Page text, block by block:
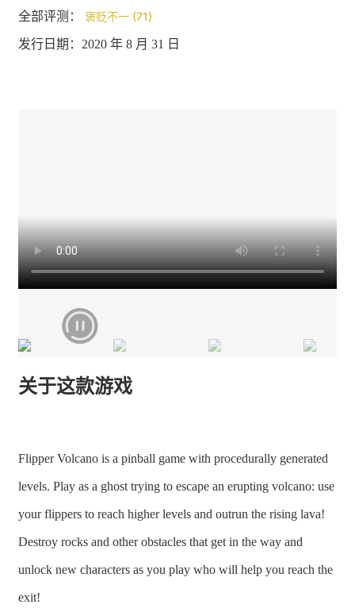
全部评测： 褒贬不一 (71)
发行日期：2020 年 8 月 31 日
关于这款游戏
Flipper Volcano is a pinball game with procedurally generated
levels. Play as a ghost trying to escape an erupting volcano: use
your flippers to reach higher levels and outrun the rising lava!
Destroy rocks and other obstacles that get in the way and
unlock new characters as you play who will help you reach the
exit!